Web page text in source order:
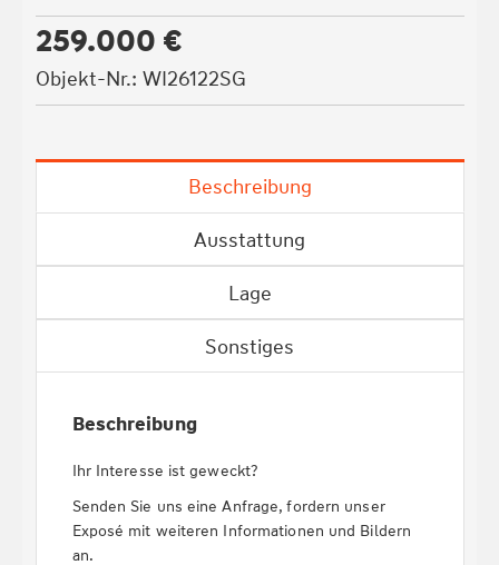
259.000 €
Objekt-Nr.: WI26122SG
Beschreibung
Ausstattung
Lage
Sonstiges
Beschreibung
​Ihr Interesse ist geweckt?
Senden Sie uns eine Anfrage, fordern unser
Exposé mit weiteren Informationen und Bildern
an.